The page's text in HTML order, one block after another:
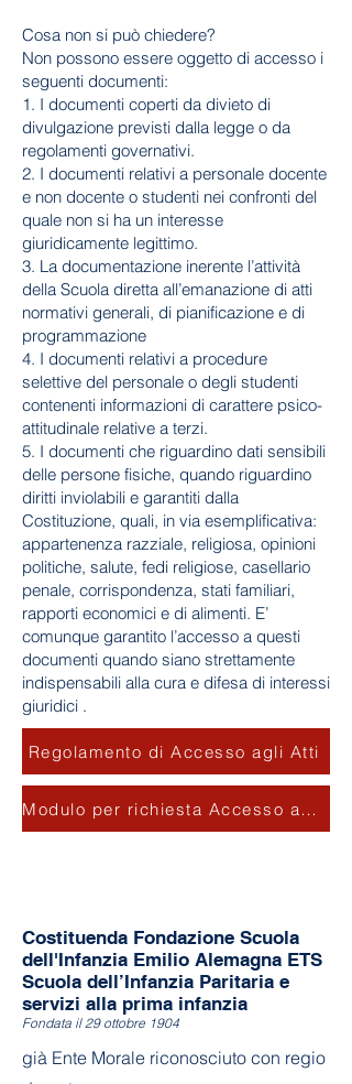
Cosa non si può chiedere?
Non possono essere oggetto di accesso i
seguenti documenti:
1. I documenti coperti da divieto di
divulgazione previsti dalla legge o da
regolamenti governativi.
2. I documenti relativi a personale docente
e non docente o studenti nei confronti del
quale non si ha un interesse
giuridicamente legittimo.
3. La documentazione inerente l’attività
della Scuola diretta all’emanazione di atti
normativi generali, di pianificazione e di
programmazione
4. I documenti relativi a procedure
selettive del personale o degli studenti
contenenti informazioni di carattere psico-
attitudinale relative a terzi.
5. I documenti che riguardino dati sensibili
delle persone fisiche, quando riguardino
diritti inviolabili e garantiti dalla
Costituzione, quali, in via esemplificativa:
appartenenza razziale, religiosa, opinioni
politiche, salute, fedi religiose, casellario
penale, corrispondenza, stati familiari,
rapporti economici e di alimenti. E’
comunque garantito l’accesso a questi
documenti quando siano strettamente
indispensabili alla cura e difesa di interessi
giuridici .
Regolamento di Accesso agli Atti
Modulo per richiesta Accesso agli Atti
Costituenda Fondazione Scuola
dell'Infanzia Emilio Alemagna ETS
Scuola dell’Infanzia Paritaria e
servizi alla prima infanzia
Fondata il 29 ottobre 1904
già Ente Morale riconosciuto con regio